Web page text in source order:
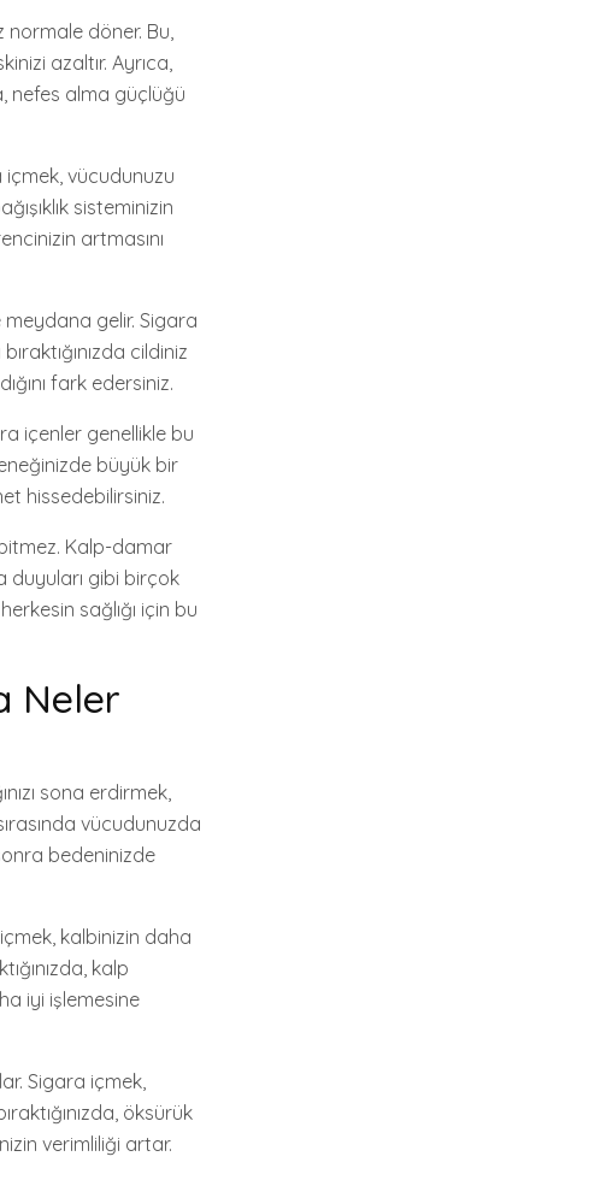
normale döner. Bu,
azaltır. Ayrıca,
nefes alma güçlüğü
içmek, vücudunuzu
sisteminizin
artmasını
meydana gelir. Sigara
cildiniz
fark edersiniz.
içenler genellikle bu
büyük bir
hissedebilirsiniz.
Kalp-damar
duyuları gibi birçok
sağlığı için bu
Neler
sona erdirmek,
vücudunuzda
bedeninizde
içmek, kalbinizin daha
kalp
iyi işlemesine
Sigara içmek,
öksürük
verimliliği artar.